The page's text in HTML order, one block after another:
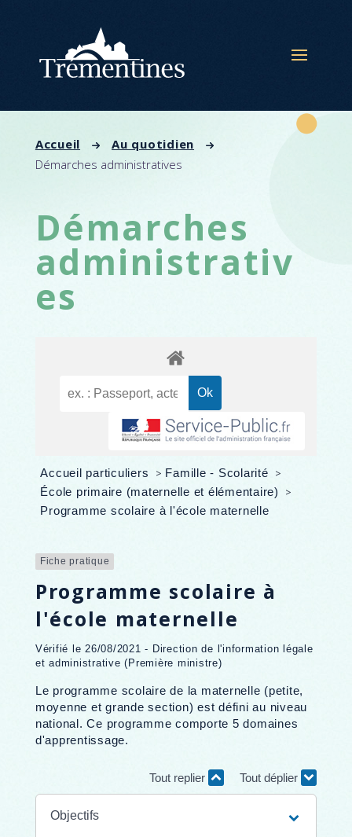
Accueil
Au quotidien
Démarches administratives
Démarches
administrativ
es
Accueil particuliers > Famille - Scolarité >
École primaire (maternelle et élémentaire) >
Programme scolaire à l'école maternelle
Fiche pratique
Programme scolaire à
l'école maternelle
Vérifié le 26/08/2021 - Direction de l'information légale
et administrative (Première ministre)
Le programme scolaire de la maternelle (petite,
moyenne et grande section) est défini au niveau
national. Ce programme comporte 5 domaines
d'apprentissage.
Tout replier Tout déplier
Objectifs